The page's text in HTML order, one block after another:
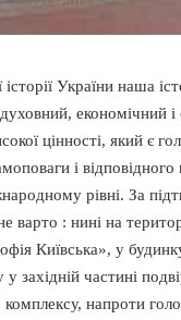
історії України наша
економічний і
цінності, який є
і
рівні. За
варто : нині на
Київська», у
західній частині
комплексу, напроти